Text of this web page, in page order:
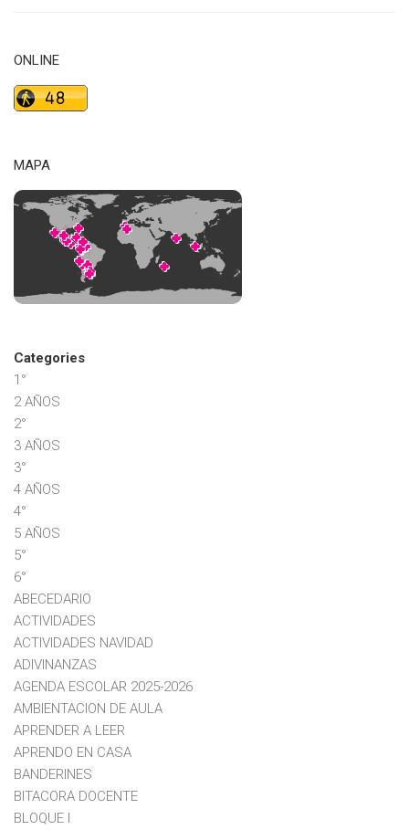
ONLINE
MAPA
Categories
1°
2 AÑOS
2°
3 AÑOS
3°
4 AÑOS
4°
5 AÑOS
5°
6°
ABECEDARIO
ACTIVIDADES
ACTIVIDADES NAVIDAD
ADIVINANZAS
AGENDA ESCOLAR 2025-2026
AMBIENTACION DE AULA
APRENDER A LEER
APRENDO EN CASA
BANDERINES
BITACORA DOCENTE
BLOQUE I